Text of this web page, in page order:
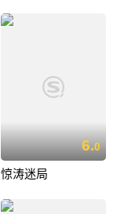
6.0
惊涛迷局